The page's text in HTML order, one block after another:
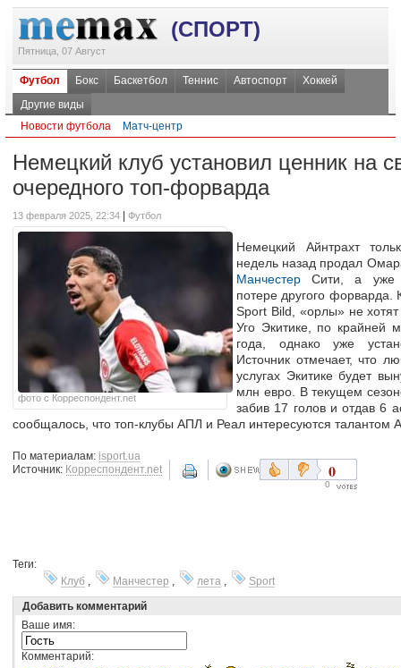
(СПОРТ)
Пятница, 07 Август
Футбол Бокс Баскетбол Теннис Автоспорт
Хоккей
Другие виды
Новости футбола
Матч-центр
Немецкий клуб установил ценник на
очередного топ-форварда
13 февраля 2025, 22:34 Футбол
фото с Корреспондент.net
Немецкий Айнтрахт
недель назад продал
Манчестер Сити, а уже
потере другого форварда.
Sport Bild, «орлы» не
Уго Экитике, по крайней
года, однако уже
Источник отмечает, что
услугах Экитике будет
млн евро. В текущем
забив 17 голов и отдав 6
сообщалось, что топ-клубы АПЛ и Реал интересуются талантом
По материалам: isport.ua
Источник: Корреспондент.net 0
0
Теги:
Клуб
Манчестер лета
Sport
Добавить комментарий
Ваше имя:
Комментарий: